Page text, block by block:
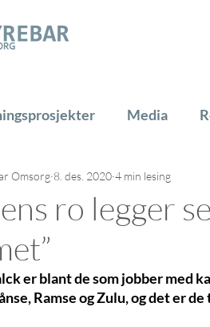
Media
Katt Gårdsdyr PADA
ro legger
Omsorg 8. des. 2020 4 min lesing
er blant de som jobber med
Ramse og Zulu, og det er